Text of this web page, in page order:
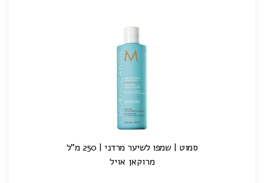
סמוט | שמפו לשיער מרדני | 250 מ"ל
מרוקאן אויל